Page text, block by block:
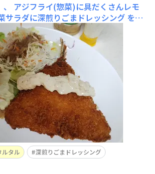
アジフライ(惣菜)に具だくさんレモ
サラダに深煎りごまドレッシング を掛
ルタル
深煎りごまドレッシング